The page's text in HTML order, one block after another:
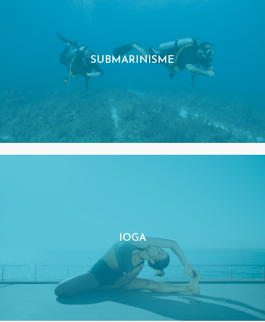
SUBMARINISME
IOGA